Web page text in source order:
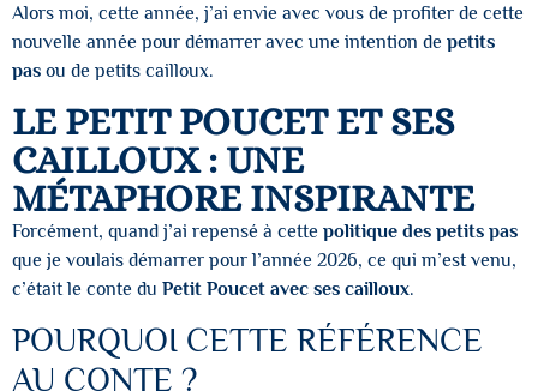
Alors moi, cette année, j’ai envie avec vous de profiter de cette
nouvelle année pour démarrer avec une intention de petits
pas ou de petits cailloux.
LE PETIT POUCET ET SES
CAILLOUX : UNE
MÉTAPHORE INSPIRANTE
Forcément, quand j’ai repensé à cette politique des petits pas
que je voulais démarrer pour l’année 2026, ce qui m’est venu,
c’était le conte du Petit Poucet avec ses cailloux.
POURQUOI CETTE RÉFÉRENCE
AU CONTE ?